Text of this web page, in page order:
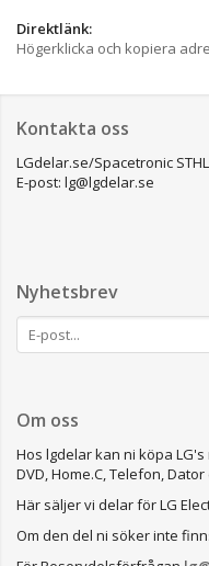
Direktlänk:
Högerklicka och kopiera
Kontakta oss
LGdelar.se/Spacetronic
E-post: lg@lgdelar.se
Nyhetsbrev
Om oss
Hos lgdelar kan ni köpa
DVD, Home.C, Telefon, Dator
Här säljer vi delar för LG
Om den del ni söker inte